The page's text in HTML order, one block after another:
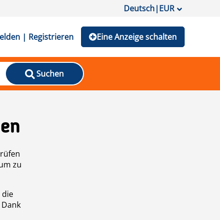
Deutsch|EUR
| Registrieren Eine Anzeige schalten
Suchen
zu
die